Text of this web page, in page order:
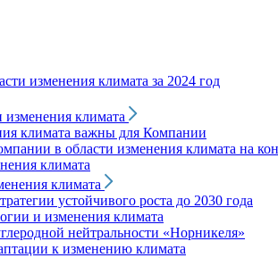
изменения климата за 2024 год
изменения климата
климата важны для Компании
в области изменения климата на
климата
климата
устойчивого роста до 2030 года
и изменения климата
нейтральности «Норникеля»
к изменению климата